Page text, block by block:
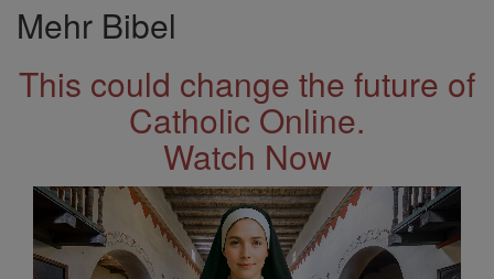
Mehr Bibel
This could change the future of
Catholic Online.
Watch Now